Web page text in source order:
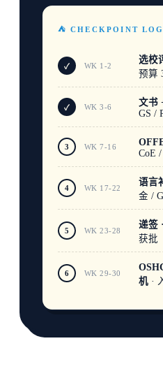
⛺ CHECKPOINT LOG
✓ WK 1-2
选校
预算
✓ WK 3-6 文书
GS /
3 WK 7-16
CoE
4 WK 17-22
语言
金 /
5 WK 23-28
递签
获批
6 WK 29-30
机·